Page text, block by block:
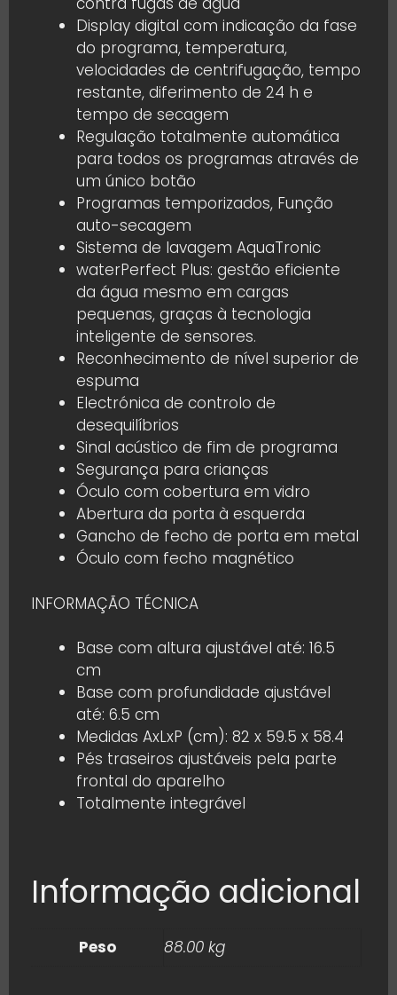
Display digital com indicação da fase
do programa, temperatura,
velocidades de centrifugação, tempo
restante, diferimento de 24 h e
tempo de secagem
Regulação totalmente automática
para todos os programas através de
um único botão
Programas temporizados, Função
auto-secagem
Sistema de lavagem AquaTronic
waterPerfect Plus: gestão eficiente
da água mesmo em cargas
pequenas, graças à tecnologia
inteligente de sensores.
Reconhecimento de nível superior de
espuma
Electrónica de controlo de
desequilíbrios
Sinal acústico de fim de programa
Segurança para crianças
Óculo com cobertura em vidro
Abertura da porta à esquerda
Gancho de fecho de porta em metal
Óculo com fecho magnético
INFORMAÇÃO TÉCNICA
Base com altura ajustável até: 16.5
cm
Base com profundidade ajustável
até: 6.5 cm
Medidas AxLxP (cm): 82 x 59.5 x 58.4
Pés traseiros ajustáveis pela parte
frontal do aparelho
Totalmente integrável
Informação adicional
Peso 88.00 kg